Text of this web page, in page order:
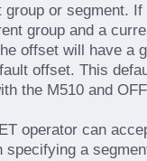
group or segment. If
group and a
offset will have a
offset. This
the M510 and
operator can
specifying a